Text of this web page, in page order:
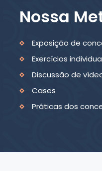
Nossa
Exposição de
Exercícios
Discussão de
Cases
Práticas dos